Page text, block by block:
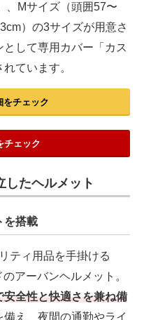
Mサイズ（頭囲57〜
）の3サイズが用意さ
して専用カバー「カス
ています。
チェック
チェック
したヘルメット
を搭載
ティ用品を手掛ける
アーバンヘルメット。
全性と快適さを兼ね備
え、夜間の通勤やライ